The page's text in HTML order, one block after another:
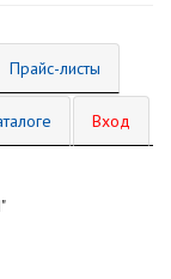
Прайс-листы
Вход